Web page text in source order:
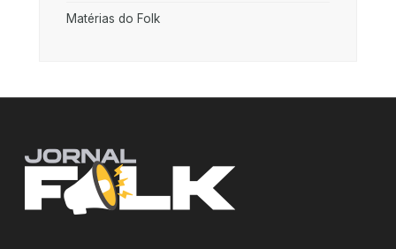
Matérias do Folk